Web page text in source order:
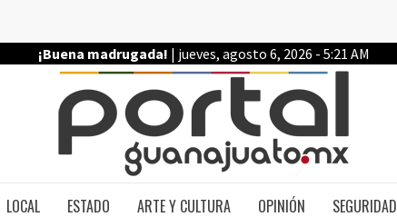
¡Buena madrugada! | jueves, agosto 6, 2026 - 5:21 AM
LOCAL ESTADO ARTE Y CULTURA OPINIÓN SEGURIDAD